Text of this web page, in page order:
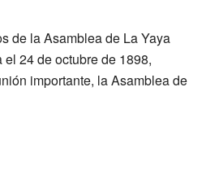
de la Asamblea de La Yaya
24 de octubre de 1898,
importante, la Asamblea de